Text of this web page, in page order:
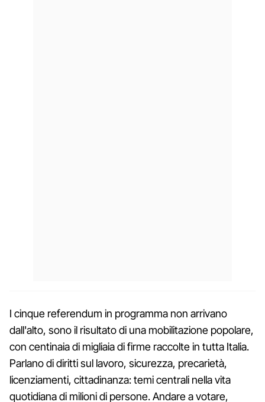
I cinque referendum in programma non arrivano
dall'alto, sono il risultato di una mobilitazione popolare,
con centinaia di migliaia di firme raccolte in tutta Italia.
Parlano di diritti sul lavoro, sicurezza, precarietà,
licenziamenti, cittadinanza: temi centrali nella vita
quotidiana di milioni di persone. Andare a votare,